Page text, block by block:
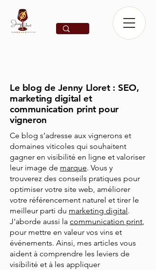
Le blog de Jenny Lloret : SEO,
marketing digital et
communication print pour
vigneron
Ce blog s’adresse aux vignerons et
domaines viticoles qui souhaitent
gagner en visibilité en ligne et valoriser
leur image de marque. Vous y
trouverez des conseils pratiques pour
optimiser votre site web, améliorer
votre référencement naturel et tirer le
meilleur parti du marketing digital.
J'aborde aussi la communication print,
pour mettre en valeur vos vins et
événements. Ainsi, mes articles vous
aident à comprendre les leviers de
visibilité et à les appliquer